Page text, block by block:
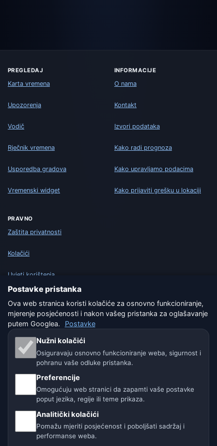
PREGLEDAJ
Karta vremena
Upozorenja
Vodič
Rječnik vremena
Usporedba gradova
Vremenski widget
INFORMACIJE
O nama
Kontakt
Izvori podataka
Kako radi prognoza
Kako upravljamo podacima
Kako prijaviti grešku u lokaciji
PRAVNO
Zaštita privatnosti
Kolačići
Uvjeti korištenja
Isključenje odgovornosti
Pomažemo životinjama
Sitemap
Naše vremenske stranice:
🇨🇿 Češka 🇭🇷 Hrvatska
🇩🇪🇦🇹🇨🇭 Njemačka / Austrija / Švicarska
Postavke pristanka
Ova web stranica koristi kolačiće za osnovno funkcioniranje,
mjerenje posjećenosti i nakon vašeg pristanka za oglašavanje
putem Googlea.
Postavke
Nužni kolačići
Osiguravaju osnovno funkcioniranje weba, sigurnost i
pohranu vaše odluke pristanka.
Preferencije
Omogućuju web stranici da zapamti vaše postavke
poput jezika, regije ili teme prikaza.
Analitički kolačići
Pomažu mjeriti posjećenost i poboljšati sadržaj i
performanse weba.